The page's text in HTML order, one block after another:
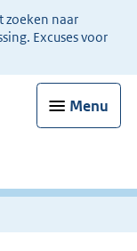
zoeken naar
Excuses voor
Menu